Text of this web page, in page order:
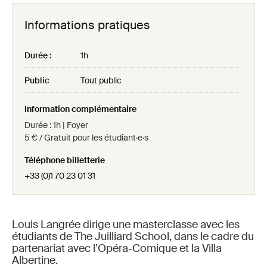
Louis Langrée dirige une masterclasse avec les
étudiants de The Juilliard School, dans le cadre du
partenariat avec l’Opéra-Comique et la Villa
Albertine.
Informations pratiques
Durée : 1h
Public Tout public
Information complémentaire
Durée : 1h | Foyer
5 € / Gratuit pour les étudiant·e·s
Téléphone billetterie
+33 (0)1 70 23 01 31